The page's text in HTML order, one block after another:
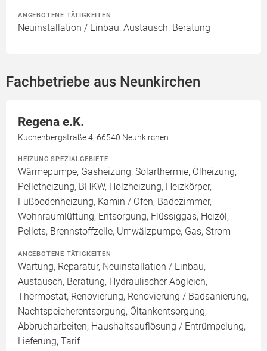
ANGEBOTENE TÄTIGKEITEN
Neuinstallation / Einbau, Austausch, Beratung
Fachbetriebe aus Neunkirchen
Regena e.K.
Kuchenbergstraße 4, 66540 Neunkirchen
HEIZUNG SPEZIALGEBIETE
Wärmepumpe, Gasheizung, Solarthermie, Ölheizung,
Pelletheizung, BHKW, Holzheizung, Heizkörper,
Fußbodenheizung, Kamin / Ofen, Badezimmer,
Wohnraumlüftung, Entsorgung, Flüssiggas, Heizöl,
Pellets, Brennstoffzelle, Umwälzpumpe, Gas, Strom
ANGEBOTENE TÄTIGKEITEN
Wartung, Reparatur, Neuinstallation / Einbau,
Austausch, Beratung, Hydraulischer Abgleich,
Thermostat, Renovierung, Renovierung / Badsanierung,
Nachtspeicherentsorgung, Öltankentsorgung,
Abbrucharbeiten, Haushaltsauflösung / Entrümpelung,
Lieferung, Tarif